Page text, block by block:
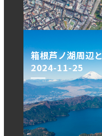
箱根芦ノ湖周辺
2024-11-25